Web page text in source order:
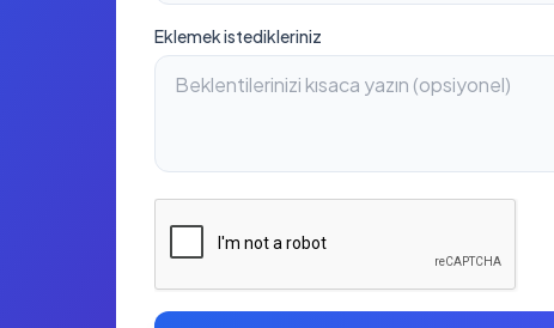
Eklemek istedikleriniz